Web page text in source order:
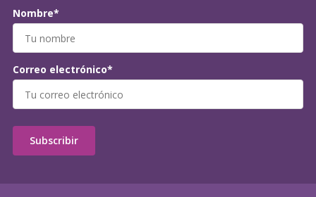
Nombre*
Correo electrónico*
Subscribir